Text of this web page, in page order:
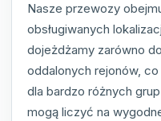
Nasze przewozy
obsługiwanych
dojeżdżamy zarówno
oddalonych rejonów,
dla bardzo różnych
mogą liczyć na